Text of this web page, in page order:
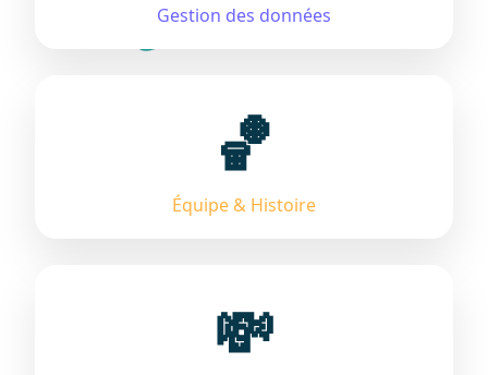
Gestion des données
🏀
Équipe & Histoire
💸